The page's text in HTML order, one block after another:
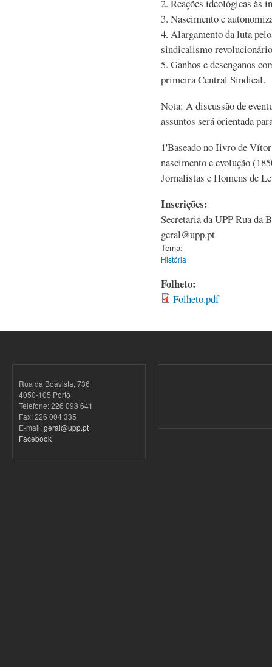
2. Reações ideológicas às
3. Nascimento e
4. Alargamento da luta
sindicalismo
5. Ganhos e desenganos
primeira Central Sindical.
Nota: A discussão de
assuntos será orientada
1'Baseado no Iivro de
nascimento e evolução
Jornalistas e Homens de
Inscrições:
Secretaria da UPP Rua da
geral@upp.pt
Tema:
História
Folheto:
Folheto.pdf
Rua da Boavista, 736
4050-105 Porto
Telefone: 226 098 641
Fax: 226 004 335
E-mail:geral@upp.pt
Facebook